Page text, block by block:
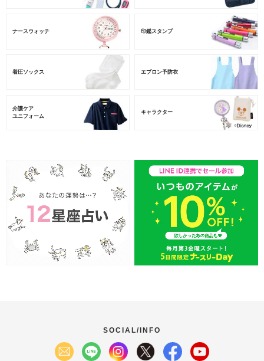
ナースウォッチ 印鑑スタンプ
着圧ソックス エプロン予防衣
介護ケア
ユニフォーム
キャラクター
SOCIAL/INFO